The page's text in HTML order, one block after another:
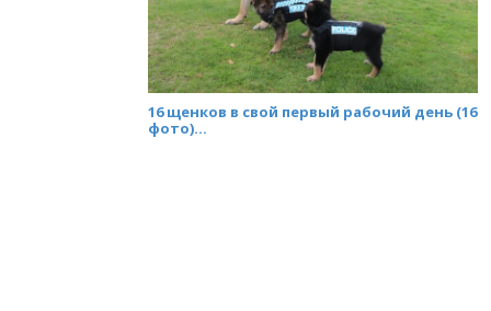
16 щенков в свой первый рабочий день (16
фото)...